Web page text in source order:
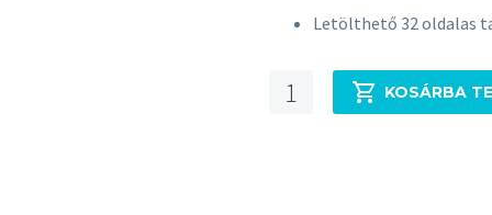
Letölthető 32 oldalas
KOSÁRBA